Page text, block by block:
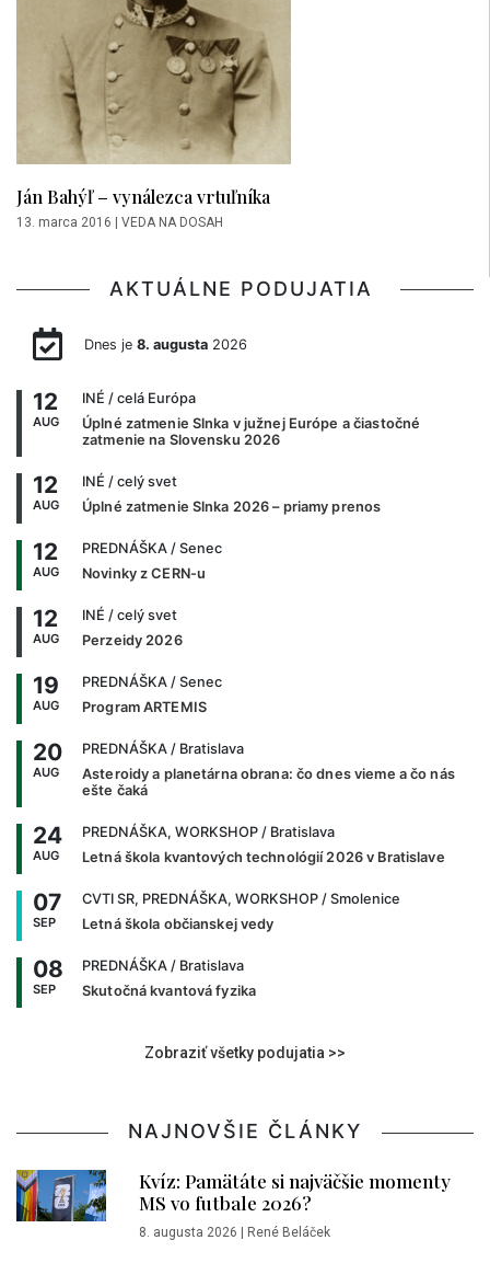
Ján Bahýľ – vynálezca vrtuľníka
13. marca 2016 | VEDA NA DOSAH
AKTUÁLNE PODUJATIA
Dnes je 8. augusta2026
12
AUG
INÉ / celá Európa
Úplné zatmenie Slnka v južnej Európe a čiastočné
zatmenie na Slovensku 2026
12
AUG
INÉ / celý svet
Úplné zatmenie Slnka 2026 – priamy prenos
12
AUG
PREDNÁŠKA / Senec
Novinky z CERN-u
12
AUG
INÉ / celý svet
Perzeidy 2026
19
AUG
PREDNÁŠKA / Senec
Program ARTEMIS
20
AUG
PREDNÁŠKA / Bratislava
Asteroidy a planetárna obrana: čo dnes vieme a čo nás
ešte čaká
24
AUG
PREDNÁŠKA, WORKSHOP / Bratislava
Letná škola kvantových technológií 2026 v Bratislave
07
SEP
CVTI SR, PREDNÁŠKA, WORKSHOP / Smolenice
Letná škola občianskej vedy
08
SEP
PREDNÁŠKA / Bratislava
Skutočná kvantová fyzika
Zobraziť všetky podujatia >>
NAJNOVŠIE ČLÁNKY
Kvíz: Pamätáte si najväčšie momenty
MS vo futbale 2026?
8. augusta 2026 René Beláček